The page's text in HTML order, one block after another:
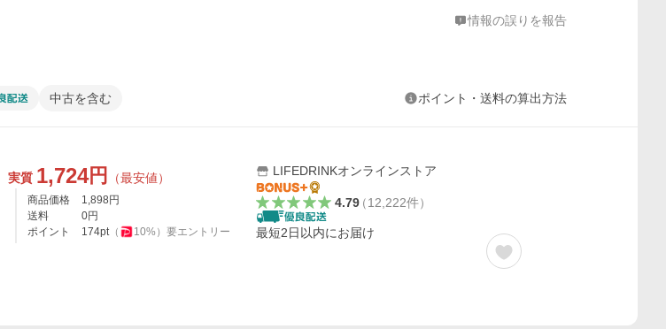
情報の誤りを報告
中古を含む ポイント・送料の算出方法
実質 1,724円 （最安値）
商品価格 1,898 円
送料
0円
ポイント
174pt（ 10%） 要エントリー
LIFEDRINKオンラインストア
4.79（12,222件）
最短2日以内にお届け